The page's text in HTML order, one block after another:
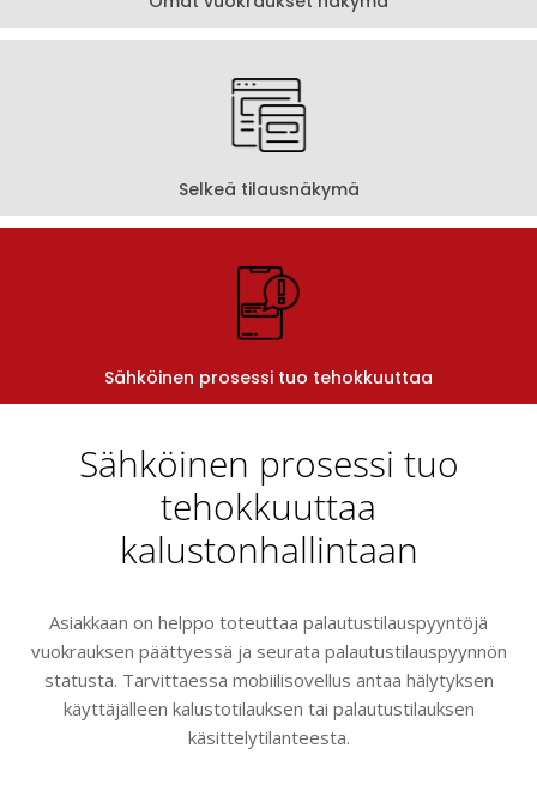
Selkeä tilausnäkymä
Sähköinen prosessi tuo tehokkuuttaa
Sähköinen prosessi tuo
tehokkuuttaa
kalustonhallintaan
Asiakkaan on helppo toteuttaa palautustilauspyyntöjä
vuokrauksen päättyessä ja seurata palautustilauspyynnön
statusta. Tarvittaessa mobiilisovellus antaa hälytyksen
käyttäjälleen kalustotilauksen tai palautustilauksen
käsittelytilanteesta.